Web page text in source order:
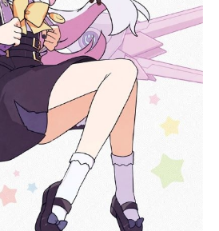
旅”へ出発！作品名ざつ旅-That'sJour
ney-放送形態TVアニメスケジュール
2025年4月7日（月）～2025年6月23
日（月）AT-X・BS11ほか話数全12話
キャスト鈴ヶ森ちか：月城日花蓮沼
暦：鈴代紗弓鵜木ゆい：平塚紗依糀
谷冬音：佐藤聡美天空橋りり：日笠
陽子吉本さん：小林ゆうナレーショ
ン：窪田等スタッフ原作：石坂ケン
タ（株式会社KADOKAWA／電撃マオ
ウ連載）監督：渡邊政治シリーズ構
成：中村能子キャラクターデザイ
ン・総作画監督：rereプロップデザ